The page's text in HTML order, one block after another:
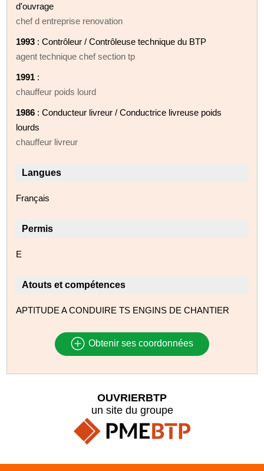
d'ouvrage
chef d entreprise renovation
1993 : Contrôleur / Contrôleuse technique du BTP
agent technique chef section tp
1991 :
chauffeur poids lourd
1986 : Conducteur livreur / Conductrice livreuse poids
lourds
chauffeur livreur
Langues
Français
Permis
E
Atouts et compétences
APTITUDE A CONDUIRE TS ENGINS DE CHANTIER
Obtenir ses coordonnées
OUVRIERBTP
un site du groupe